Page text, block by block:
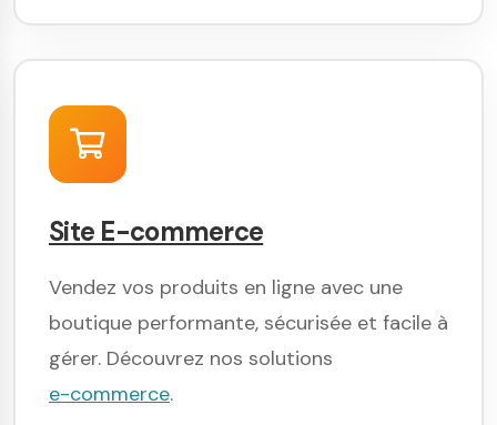
Site E-commerce
Vendez vos produits en ligne avec une
boutique performante, sécurisée et facile à
gérer. Découvrez nos solutions
e-commerce.